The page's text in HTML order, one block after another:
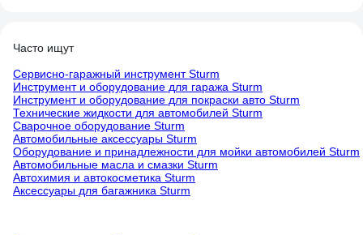
Часто ищут
Сервисно-гаражный инструмент Sturm
Инструмент и оборудование для гаража Sturm
Инструмент и оборудование для покраски авто Sturm
Технические жидкости для автомобилей Sturm
Сварочное оборудование Sturm
Автомобильные аксессуары Sturm
Оборудование и принадлежности для мойки автомобилей Sturm
Автомобильные масла и смазки Sturm
Автохимия и автокосметика Sturm
Аксессуары для багажника Sturm